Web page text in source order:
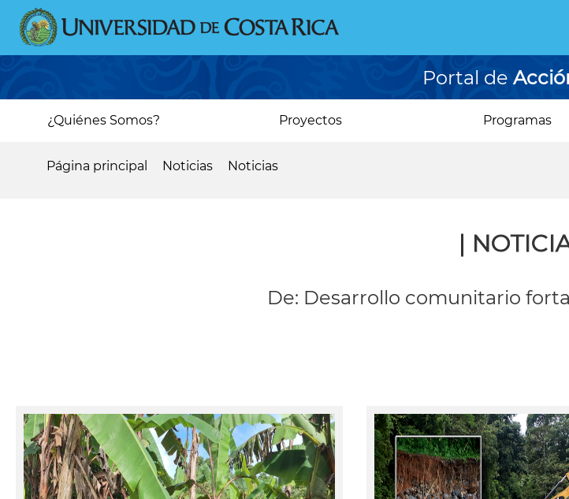
Pasar
contenido
principal
Portal de
Main¿Quiénes Somos? Proyectos Programas
Página principal Noticias Noticias
|
De: Desarrollo comunitario